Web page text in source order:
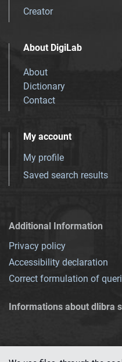
Creator
About DigiLab
About
Dictionary
Contact
My account
My profile
Saved search results
Additional Information
Privacy policy
Accessibility declaration
Correct formulation of
Informations about dlibra